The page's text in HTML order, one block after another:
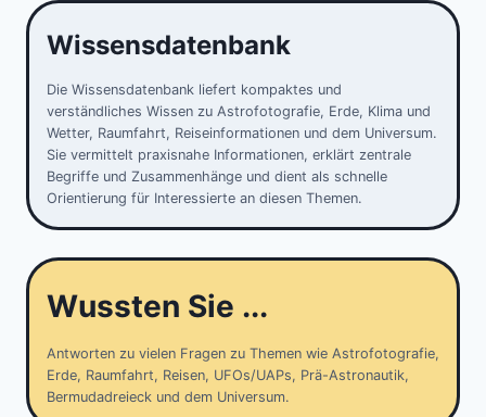
Wissensdatenbank
Die Wissensdatenbank liefert kompaktes und
verständliches Wissen zu Astrofotografie, Erde, Klima und
Wetter, Raumfahrt, Reiseinformationen und dem Universum.
Sie vermittelt praxisnahe Informationen, erklärt zentrale
Begriffe und Zusammenhänge und dient als schnelle
Orientierung für Interessierte an diesen Themen.
Wussten Sie ...
Antworten zu vielen Fragen zu Themen wie Astrofotografie,
Erde, Raumfahrt, Reisen, UFOs/UAPs, Prä-Astronautik,
Bermudadreieck und dem Universum.